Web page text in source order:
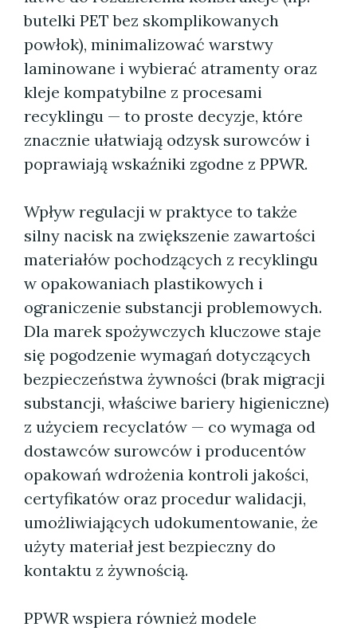
butelki PET bez skomplikowanych
powłok), minimalizować warstwy
laminowane i wybierać atramenty oraz
kleje kompatybilne z procesami
recyklingu — to proste decyzje, które
znacznie ułatwiają odzysk surowców i
poprawiają wskaźniki zgodne z PPWR.
Wpływ regulacji w praktyce to także
silny nacisk na zwiększenie zawartości
materiałów pochodzących z recyklingu
w opakowaniach plastikowych i
ograniczenie substancji problemowych.
Dla marek spożywczych kluczowe staje
się pogodzenie wymagań dotyczących
bezpieczeństwa żywności (brak migracji
substancji, właściwe bariery higieniczne)
z użyciem recyclatów — co wymaga od
dostawców surowców i producentów
opakowań wdrożenia kontroli jakości,
certyfikatów oraz procedur walidacji,
umożliwiających udokumentowanie, że
użyty materiał jest bezpieczny do
kontaktu z żywnością.
PPWR wspiera również modele